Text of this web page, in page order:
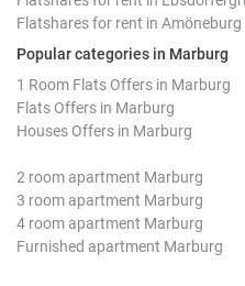
Flatshares for rent in Amöneburg
Popular categories in Marburg
1 Room Flats Offers in Marburg
Flats Offers in Marburg
Houses Offers in Marburg
2 room apartment Marburg
3 room apartment Marburg
4 room apartment Marburg
Furnished apartment Marburg